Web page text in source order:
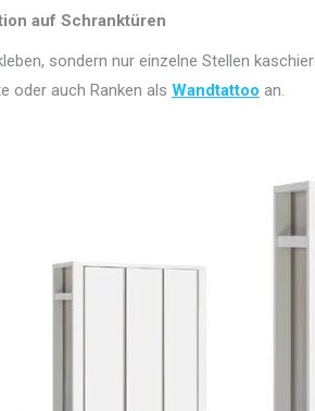
auf Schranktüren
sondern nur einzelne Stellen
oder auch Ranken als Wandtattoo an.